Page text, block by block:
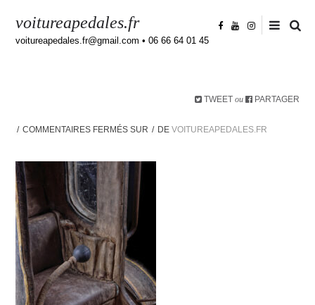
voitureapedales.fr
voitureapedales.fr@gmail.com • 06 66 64 01 45
TWEET ou PARTAGER
COMMENTAIRES FERMÉS SUR DEVOITUREAPEDALES.FR